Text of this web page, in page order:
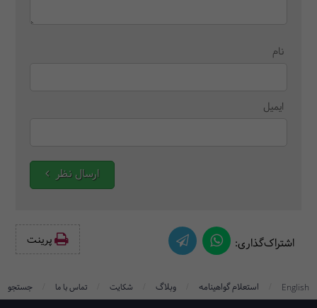
نام
ایمیل
ارسال نظر
اشتراک‌گذاری: پرینت‌
English استعلام گواهینامه وبلاگ شکایت تماس با ما جستجو